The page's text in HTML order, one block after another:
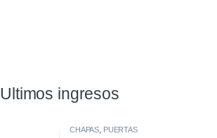
Ultimos ingresos
CHAPAS, PUERTAS